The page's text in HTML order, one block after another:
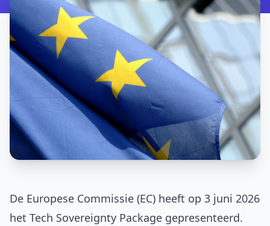
De Europese Commissie (EC) heeft op 3 juni 2026
het Tech Sovereignty Package gepresenteerd.